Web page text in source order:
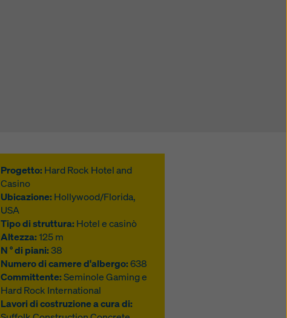
Progetto:Hard Rock Hotel and
Casino
Ubicazione:Hollywood/Florida,
USA
Tipo di struttura:Hotel e casinò
Altezza:125 m
N ° di piani:38
Numero di camere d'albergo:638
Committente:Seminole Gaming e
Hard Rock International
Lavori di costruzione a cura di: